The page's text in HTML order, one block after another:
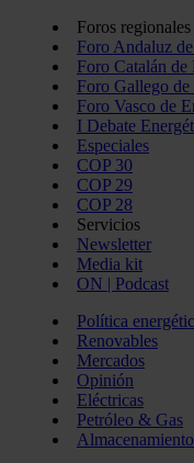
Foros regionales
Foro Andaluz
Foro Catalán de
Foro Gallego de
Foro Vasco de
I Debate
Especiales
COP 30
COP 29
COP 28
Servicios
Newsletter
Media kit
ON | Podcast
Política
Renovables
Mercados
Opinión
Eléctricas
Petróleo & Gas
Almacenamiento